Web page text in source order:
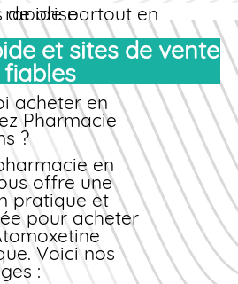
rapide partout en
de votre
, nous
votre
sous 24 à 48
livraison rapide
par Colissimo
selon votre
moyen : 2 à 4
France
5 à 7 jours
et DOM-TOM.
de prise
doivent
entières
verre d'eau,
le matin
déjeuner. En
une prise en
(matin et fin
midi) peut
Ne
croquer
les gélules,
modifierait la
du principe
fiables
acheter en
Pharmacie
?
en
offre une
pratique et
pour acheter
. Voici nos
: